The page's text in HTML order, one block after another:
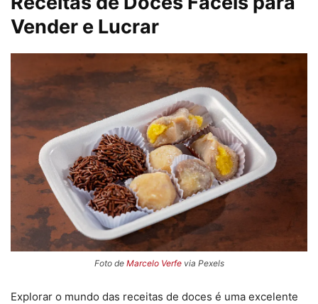
Vender e Lucrar
Foto de Marcelo Verfevia Pexels
Explorar o mundo das receitas de doces é uma excelente